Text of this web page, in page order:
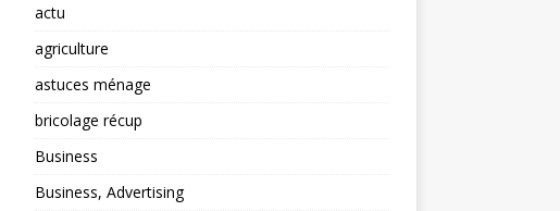
actu
agriculture
astuces ménage
bricolage récup
Business
Business, Advertising